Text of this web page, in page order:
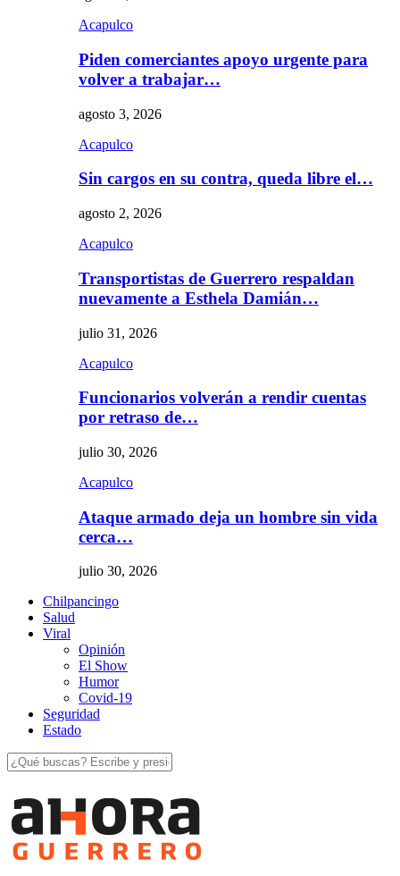
Acapulco
Piden comerciantes apoyo urgente para
volver a trabajar…
agosto 3, 2026
Acapulco
Sin cargos en su contra, queda libre el…
agosto 2, 2026
Acapulco
Transportistas de Guerrero respaldan
nuevamente a Esthela Damián…
julio 31, 2026
Acapulco
Funcionarios volverán a rendir cuentas
por retraso de…
julio 30, 2026
Acapulco
Ataque armado deja un hombre sin vida
cerca…
julio 30, 2026
Chilpancingo
Salud
Viral
Opinión
El Show
Humor
Covid-19
Seguridad
Estado